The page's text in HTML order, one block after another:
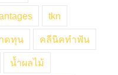
tkn
ดทุน คลีนิคทำฟัน
น้ำผลไม้